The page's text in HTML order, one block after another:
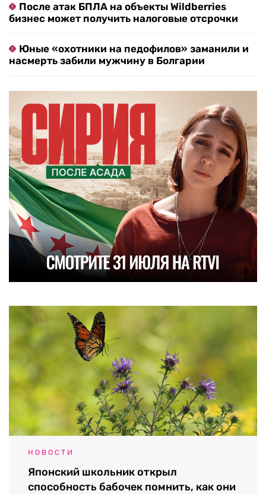
После атак БПЛА на объекты Wildberries
бизнес может получить налоговые отсрочки
Юные «охотники на педофилов» заманили и
насмерть забили мужчину в Болгарии
НОВОСТИ
Японский школьник открыл
способность бабочек помнить, как они